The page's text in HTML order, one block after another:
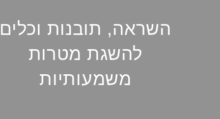
השראה, תובנות וכלים
להשגת מטרות
משמעותיות